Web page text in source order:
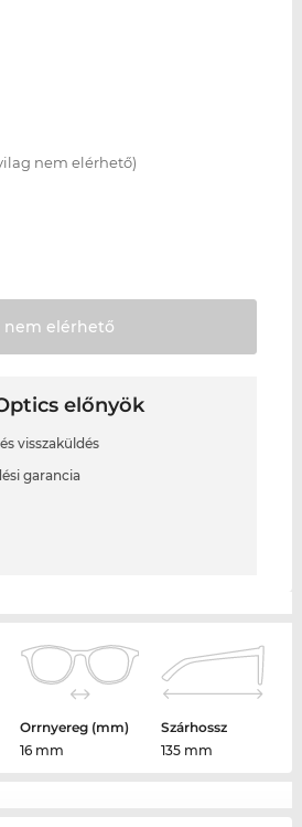
nem elérhető)
nem elérhető
előnyök
visszaküldés
garancia
Orrnyereg (mm)
16 mm
Szárhossz
135 mm